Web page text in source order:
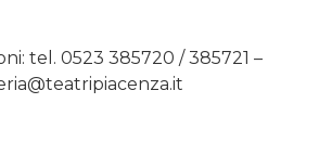
tel. 0523 385720 / 385721 –